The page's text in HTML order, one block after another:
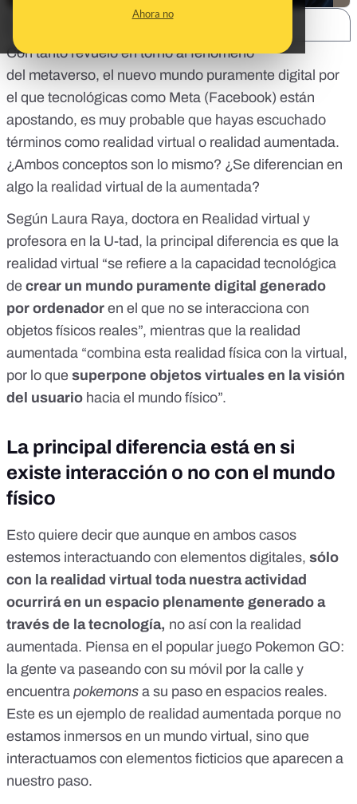
Ahora no
Con tanto revuelo en torno al fenómeno
del metaverso, el nuevo mundo puramente digital por
el que tecnológicas como Meta (Facebook) están
apostando, es muy probable que hayas escuchado
términos como realidad virtual o realidad aumentada.
¿Ambos conceptos son lo mismo? ¿Se diferencian en
algo la realidad virtual de la aumentada?
Según Laura Raya, doctora en Realidad virtual y
profesora en la U-tad, la principal diferencia es que la
realidad virtual “se refiere a la capacidad tecnológica
de crear un mundo puramente digital generado
por ordenador en el que no se interacciona con
objetos físicos reales”, mientras que la realidad
aumentada “combina esta realidad física con la virtual,
por lo que superpone objetos virtuales en la visión
del usuario hacia el mundo físico”.
La principal diferencia está en si
existe interacción o no con el mundo
físico
Esto quiere decir que aunque en ambos casos
estemos interactuando con elementos digitales, sólo
con la realidad virtual toda nuestra actividad
ocurrirá en un espacio plenamente generado a
través de la tecnología, no así con la realidad
aumentada. Piensa en el popular juego Pokemon GO:
la gente va paseando con su móvil por la calle y
encuentra pokemons a su paso en espacios reales.
Este es un ejemplo de realidad aumentada porque no
estamos inmersos en un mundo virtual, sino que
interactuamos con elementos ficticios que aparecen a
nuestro paso.